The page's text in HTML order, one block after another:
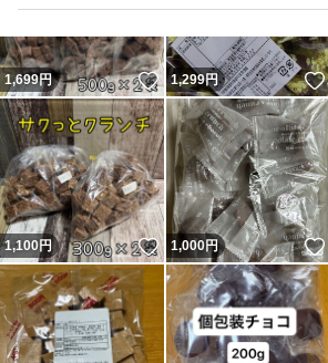
1,699円 いいね！
1,299円
1,100円 いいね！
1,000円